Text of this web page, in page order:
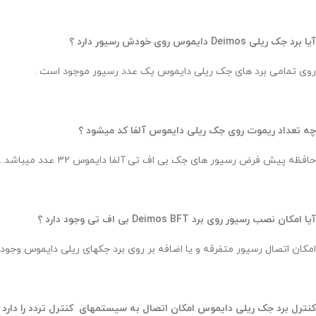
آیا برد جک ریلی Deimos دایموس روی خودش رسیور دارد ؟
روی تمامی برد های جک ریلی دایموس یک عدد رسیور موجود است .
چه تعداد ریموت روی جک ریلی دایموس آلفا کد میشود ؟
حافظه پیش فرض رسیور های جک بی اف تی آلفا دایموس 32 عدد میباشد .
آیا امکان نصب رسیور روی برد Deimos BFT بی اف تی وجود دارد ؟
امکان اتصال رسیور متفرقه و یا اضافه بر روی برد جکهای ریلی دایموس وجود
کنترل برد جک ریلی دایموس امکان اتصال به سیستمهای کنترل تردد را دارد